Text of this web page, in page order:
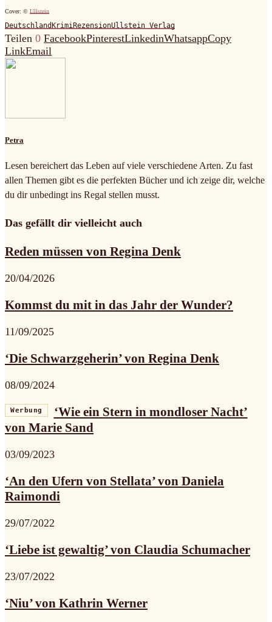
Cover: © Ullstein
Deutschland KrimiRezensionUllstein Verlag
Teilen 0 FacebookPinterestLinkedinWhatsappCopy
LinkEmail
Petra
Lesen bereichert das Leben auf viele verschiedene Arten. Zu fast
allen Themen gibt es die perfekten Bücher und ich zeige dir, welche
du dir unbedingt ins Regal stellen musst.
Das gefällt dir vielleicht auch
Reden müssen von Regina Denk
20/04/2026
Kommst du mit in das Jahr der Wunder?
11/09/2025
‘Die Schwarzgeherin’ von Regina Denk
08/09/2024
Werbung
‘Wie ein Stern in mondloser Nacht’
von Marie Sand
03/09/2023
‘An den Ufern von Stellata’ von Daniela
Raimondi
29/07/2022
‘Liebe ist gewaltig’ von Claudia Schumacher
23/07/2022
‘Niu’ von Kathrin Werner